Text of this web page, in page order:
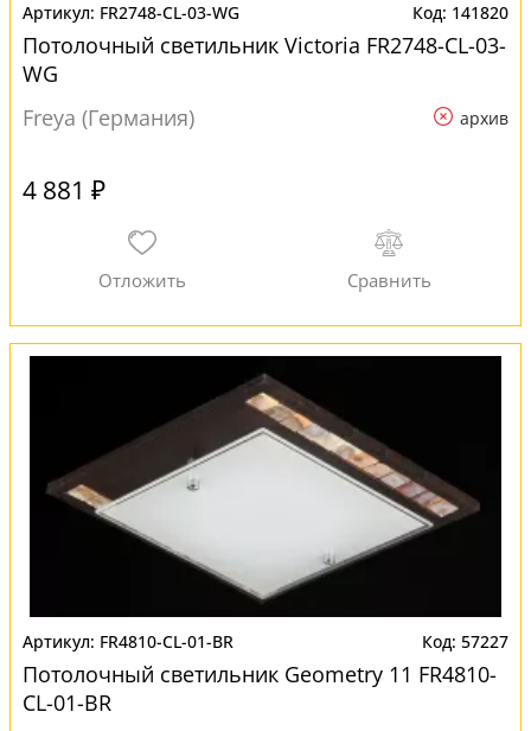
FR2748-CL-03-WG 141820
Потолочный светильник Victoria FR2748-CL-03-
WG
Freya (Германия)
архив
4 881 ₽
FR4810-CL-01-BR 57227
Потолочный светильник Geometry 11 FR4810-
CL-01-BR